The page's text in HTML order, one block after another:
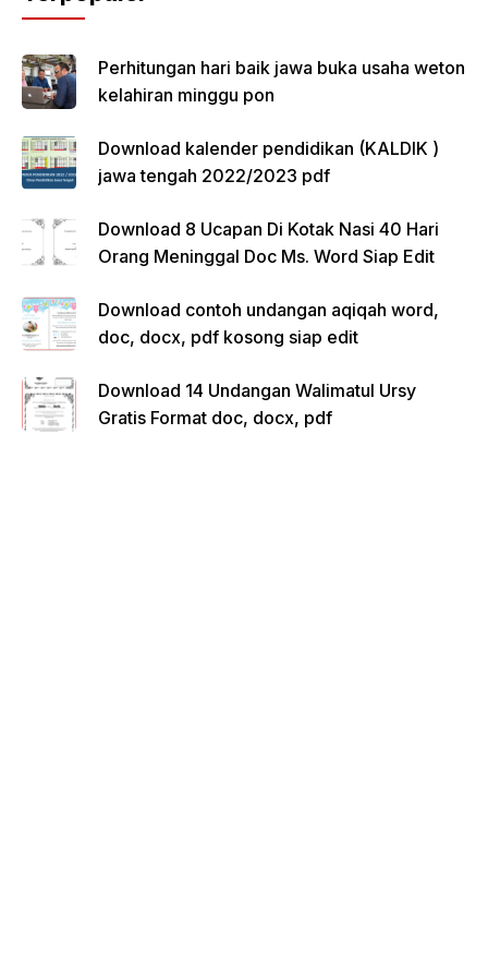
Perhitungan hari baik jawa buka usaha weton
kelahiran minggu pon
Download kalender pendidikan (KALDIK )
jawa tengah 2022/2023 pdf
Download 8 Ucapan Di Kotak Nasi 40 Hari
Orang Meninggal Doc Ms. Word Siap Edit
Download contoh undangan aqiqah word,
doc, docx, pdf kosong siap edit
Download 14 Undangan Walimatul Ursy
Gratis Format doc, docx, pdf